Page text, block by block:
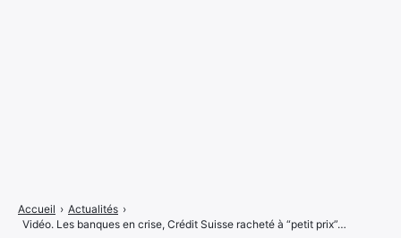
Accueil › Actualités ›
Vidéo. Les banques en crise, Crédit Suisse racheté à “petit prix”…